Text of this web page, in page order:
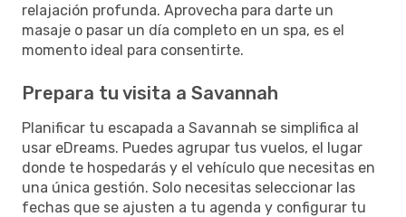
relajación profunda. Aprovecha para darte un
masaje o pasar un día completo en un spa, es el
momento ideal para consentirte.
Prepara tu visita a Savannah
Planificar tu escapada a Savannah se simplifica al
usar eDreams. Puedes agrupar tus vuelos, el lugar
donde te hospedarás y el vehículo que necesitas en
una única gestión. Solo necesitas seleccionar las
fechas que se ajusten a tu agenda y configurar tu